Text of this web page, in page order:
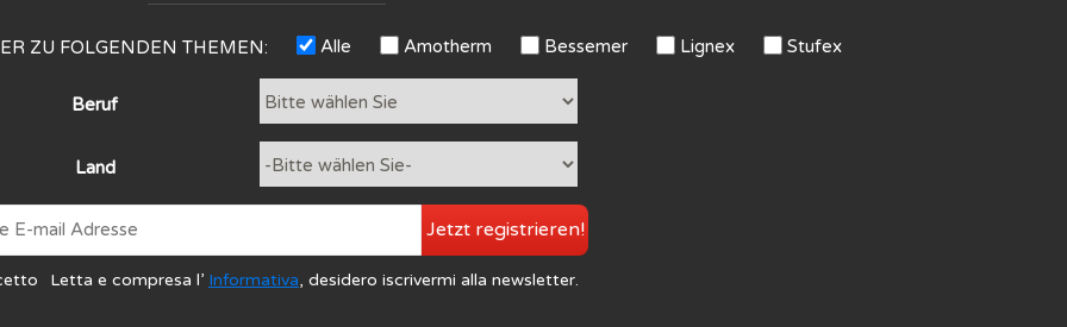
ZU FOLGENDEN THEMEN: Alle Amotherm Bessemer Lignex Stufex
Beruf
Land
Letta e compresa l’ Informativa, desidero iscrivermi alla newsletter.
Jetzt registrieren!